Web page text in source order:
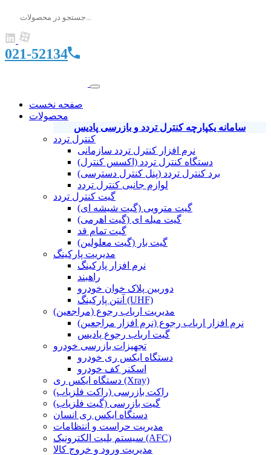
021-52134
صفحه نخست
محصولات
سامانه یکپارچه کنترل تردد و بازرسی پادیس
کنترل تردد
نرم افزار کنترل تردد سازمانی
دستگاه کنترل تردد (اکسس کنترل)
برد کنترل تردد (پنل کنترل دسترسی)
لوازم جانبی کنترل تردد
گیت کنترل تردد
گیت مترویی (گیت شیشه ای)
گیت میله ای (گیت اهرمی)
گیت تمام قد
گیت بار (گیت معلولین)
مدیریت پارکینگ
نرم افزار پارکینگ
راهبند
دوربین پلاک خوان خودرو
آنتن پارکینگ (UHF)
مدیریت ارباب رجوع (مراجعین)
نرم افزار ارباب رجوع (نرم افزار مراجعین)
گیت ارباب رجوع پادیس
تجهیزات بازرسی خودرو
دستگاه ایکس ری خودرو
اسکنر کف خودرو
دستگاه ایکس ری (Xray)
راکت بازرسی (راکت فلزیاب)
گیت بازرسی (گیت فلزیاب)
دستگاه ایکس ری انسان
مدیریت حراست و انتظامات
سیستم بلیت الکترونیک (AFC)
مدیریت ورود و خروج کالا